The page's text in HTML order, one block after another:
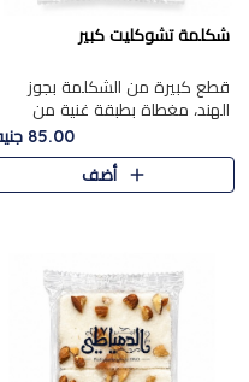
شكلمة تشوكليت كبير
قطع كبيرة من الشكلمة بجوز
الهند، مغطاة بطبقة غنية من
الشوكولاتة الفاخرة لتجمع بين
القوام الطري من الداخل مركز جوز
الهند المطاطي والمذاق الغن..
85.00 جنيه
أضف